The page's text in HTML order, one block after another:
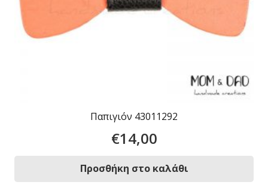
Παπιγιόν 43011292
€14,00
Προσθήκη στο καλάθι